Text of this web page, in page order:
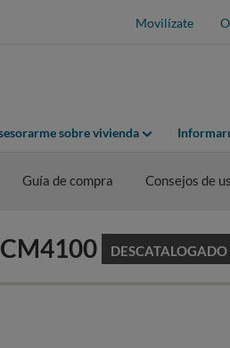
Movilízate
sobre vivienda
Guía de compra Consejos de
DESCATALOGADO